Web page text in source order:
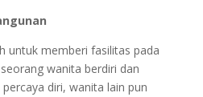
untuk memberi fasilitas pada
wanita berdiri dan
diri, wanita lain pun